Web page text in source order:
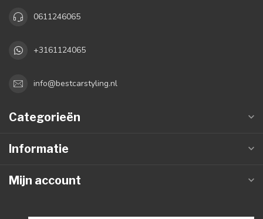
0611246065
+3161124065
info@bestcarstyling.nl
Categorieën
Informatie
Mijn account